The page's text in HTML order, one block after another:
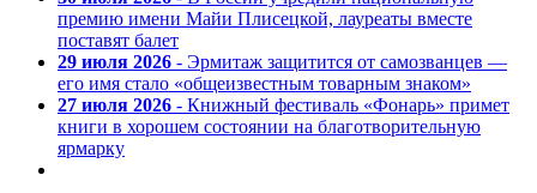
премию имени Майи Плисецкой, лауреаты вместе
поставят балет
29 июля 2026 - Эрмитаж защитится от самозванцев —
его имя стало «общеизвестным товарным знаком»
27 июля 2026 - Книжный фестиваль «Фонарь» примет
книги в хорошем состоянии на благотворительную
ярмарку